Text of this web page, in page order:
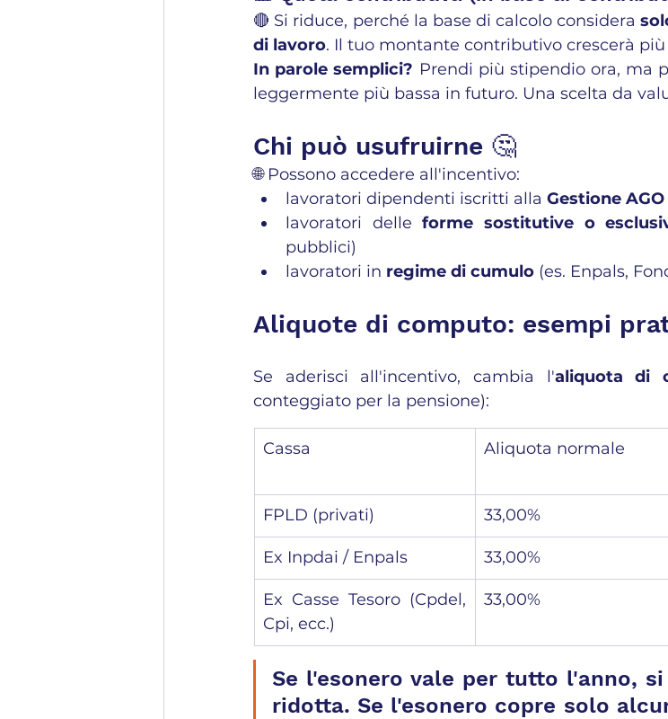
🔴 Si riduce, perché la base di calcolo considera
di lavoro. Il tuo montante contributivo crescerà
In parole semplici? Prendi più stipendio ora, ma
leggermente più bassa in futuro. Una scelta da
Chi può usufruirne 🤔
🌐 Possono accedere all'incentivo:
lavoratori dipendenti iscritti alla Gestione AGO
lavoratori delle forme sostitutive o
pubblici)
lavoratori in regime di cumulo (es. Enpals,
Aliquote di computo: esempi
Se aderisci all'incentivo, cambia l'aliquota di
conteggiato per la pensione):
Cassa Aliquota normale
FPLD (privati) 33,00%
Ex Inpdai / Enpals 33,00%
Ex Casse Tesoro (Cpdel,
Cpi, ecc.)
33,00%
Se l'esonero vale per tutto l'anno,